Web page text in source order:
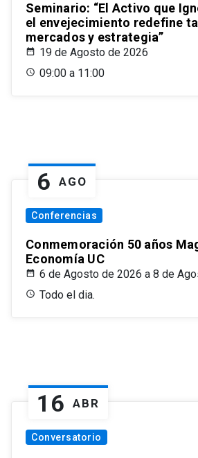
Seminario: “El Activo que
el envejecimiento redefine
mercados y estrategia”
19 de Agosto de 2026
09:00 a 11:00
6 AGO
Conferencias
Conmemoración 50 años
Economía UC
6 de Agosto de 2026 a 8 de
Todo el dia.
16 ABR
Conversatorio